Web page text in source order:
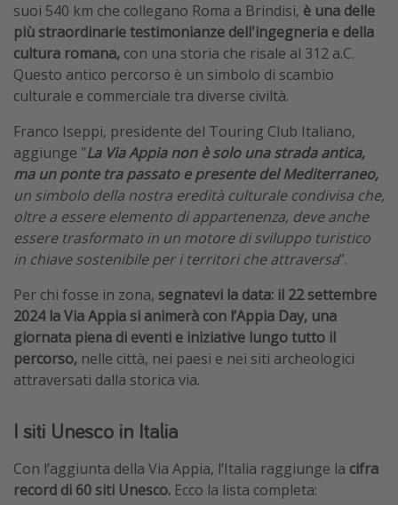
suoi 540 km che collegano Roma a Brindisi, è una delle
più straordinarie testimonianze dell'ingegneria e della
cultura romana, con una storia che risale al 312 a.C.
Questo antico percorso è un simbolo di scambio
culturale e commerciale tra diverse civiltà.
Franco Iseppi, presidente del Touring Club Italiano,
aggiunge "La Via Appia non è solo una strada antica,
ma un ponte tra passato e presente del Mediterraneo,
un simbolo della nostra eredità culturale condivisa che,
oltre a essere elemento di appartenenza, deve anche
essere trasformato in un motore di sviluppo turistico
in chiave sostenibile per i territori che attraversa”.
Per chi fosse in zona, segnatevi la data: il 22 settembre
2024 la Via Appia si animerà con l’Appia Day, una
giornata piena di eventi e iniziative lungo tutto il
percorso, nelle città, nei paesi e nei siti archeologici
attraversati dalla storica via.
I siti Unesco in Italia
Con l’aggiunta della Via Appia, l’Italia raggiunge la cifra
record di 60 siti Unesco. Ecco la lista completa: